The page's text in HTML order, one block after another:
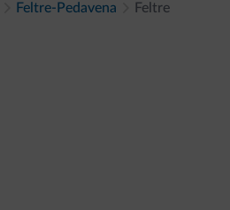
Feltre-Pedavena Feltre